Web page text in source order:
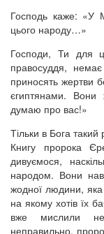
Господь каже: «У
цього народу…»
Господи, Ти для
правосуддя, немає
приносять жертви
єгиптянами.
думаю про вас!»
Тільки в Бога
Книгу пророка
дивуємося,
народом. Вони
жодної людини,
на якому хотів їх
вже мислили
неправильно,